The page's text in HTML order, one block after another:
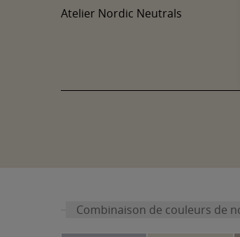
Atelier Nordic Neutrals
Combinaison de couleurs de